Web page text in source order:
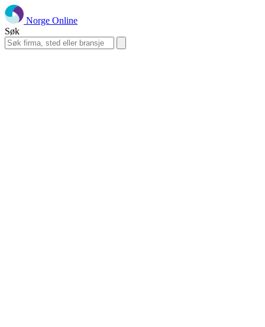
Norge Online
Søk